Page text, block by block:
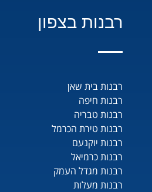
רבנות בצפון
רבנות בית שאן
רבנות חיפה
רבנות טבריה
רבנות טירת הכרמל
רבנות יוקנעם
רבנות כרמיאל
רבנות מגדל העמק
רבנות מעלות